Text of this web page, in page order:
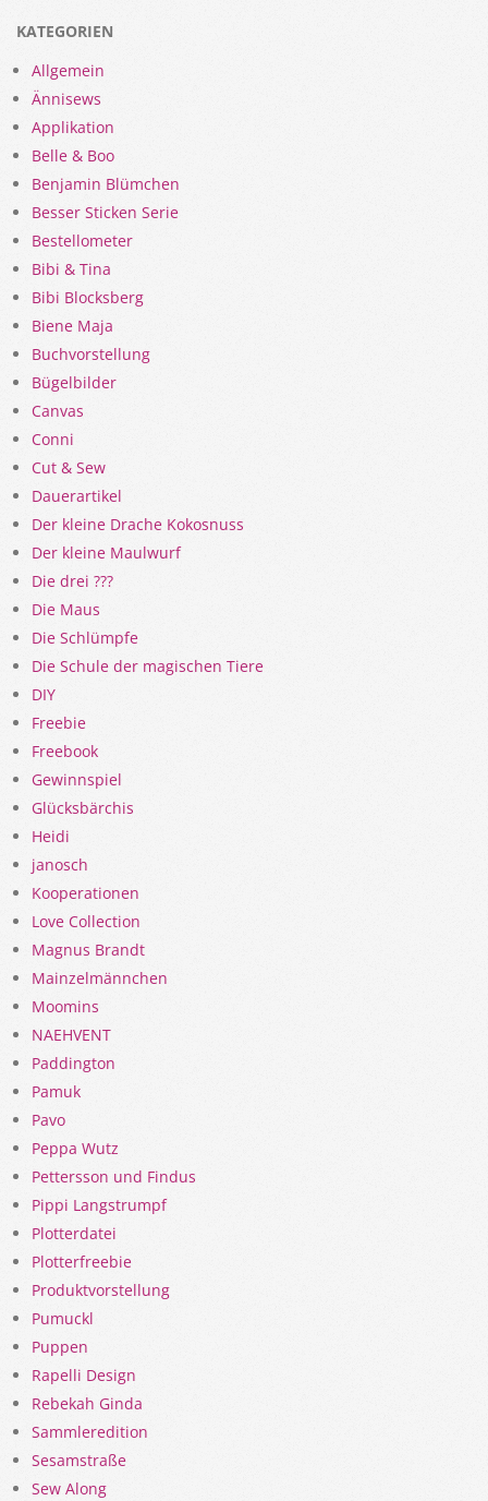
KATEGORIEN
Allgemein
Ännisews
Applikation
Belle & Boo
Benjamin Blümchen
Besser Sticken Serie
Bestellometer
Bibi & Tina
Bibi Blocksberg
Biene Maja
Buchvorstellung
Bügelbilder
Canvas
Conni
Cut & Sew
Dauerartikel
Der kleine Drache Kokosnuss
Der kleine Maulwurf
Die drei ???
Die Maus
Die Schlümpfe
Die Schule der magischen Tiere
DIY
Freebie
Freebook
Gewinnspiel
Glücksbärchis
Heidi
janosch
Kooperationen
Love Collection
Magnus Brandt
Mainzelmännchen
Moomins
NAEHVENT
Paddington
Pamuk
Pavo
Peppa Wutz
Pettersson und Findus
Pippi Langstrumpf
Plotterdatei
Plotterfreebie
Produktvorstellung
Pumuckl
Puppen
Rapelli Design
Rebekah Ginda
Sammleredition
Sesamstraße
Sew Along